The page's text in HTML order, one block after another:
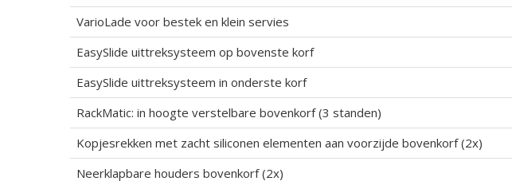
VarioLade voor bestek en klein servies
EasySlide uittreksysteem op bovenste korf
EasySlide uittreksysteem in onderste korf
RackMatic: in hoogte verstelbare bovenkorf (3 standen)
Kopjesrekken met zacht siliconen elementen aan voorzijde bovenkorf (2x)
Neerklapbare houders bovenkorf (2x)